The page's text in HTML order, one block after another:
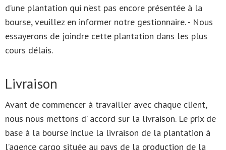
d’une plantation qui n’est pas encore présentée à la
bourse, veuillez en informer notre gestionnaire. - Nous
essayerons de joindre cette plantation dans les plus
cours délais.
Livraison
Avant de commencer à travailler avec chaque client,
nous nous mettons d’ accord sur la livraison. Le prix de
base à la bourse inclue la livraison de la plantation à
l’agence cargo située au pays de la production de la